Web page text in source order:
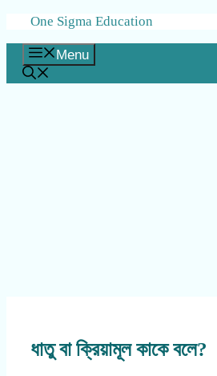
Skip
content
One Sigma Education
Menu
ধাতু বা ক্রিয়ামূল কাকে বলে?